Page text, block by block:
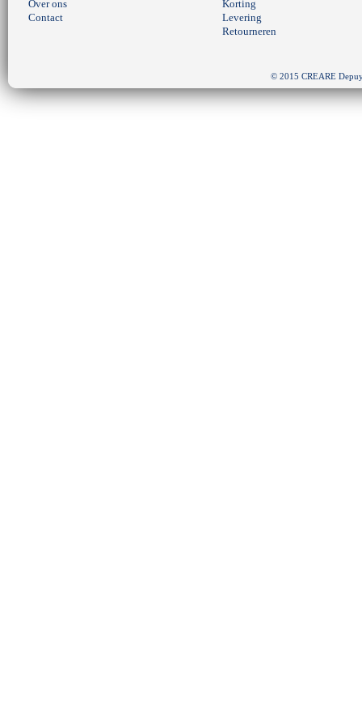
Over ons
Contact
Korting
Levering
Retourneren
© 2015 CREARE